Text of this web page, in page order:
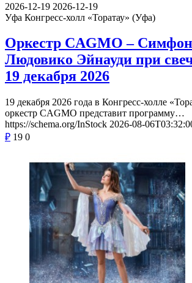
2026-12-19 2026-12-19
Уфа Конгресс-холл «Торатау» (Уфа)
Оркестр CAGMO –
Людовико Эйнауди при
19 декабря 2026
19 декабря 2026 года в Конгресс-холле
оркестр CAGMO представит программу…
https://schema.org/InStock 2026-08-
₽ 19 0